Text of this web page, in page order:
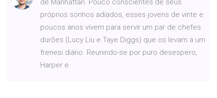
de Manhattan. Pouco conscientes de seus
próprios sonhos adiados, esses jovens de vinte e
poucos anos vivem para servir um par de chefes
durões (Lucy Liu e Taye Diggs) que os levam a um
frenesi diário. Reunindo-se por puro desespero,
Harper e